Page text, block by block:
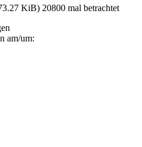
KiB) 20800 mal betrachtet
am/um: